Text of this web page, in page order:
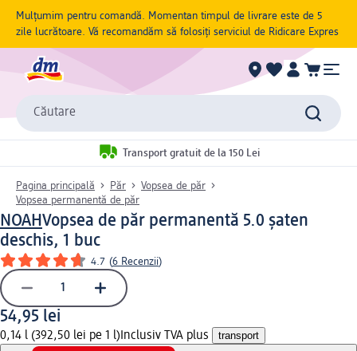
Mulțumim pentru comandă. Momentan timpul de livrare este de 5
zile lucrătoare. Vă recomandăm să folosiți serviciul de Ridicare Expres
Căutare
Transport gratuit de la 150 Lei
Pagina principală Păr
Vopsea de păr
Vopsea permanentă de păr
NOAHVopsea de păr permanentă 5.0 șaten
deschis, 1 buc
4.7 (6 Recenzii)
54,95 lei
0,14 l (392,50 lei pe 1 l) Inclusiv TVA plus transport